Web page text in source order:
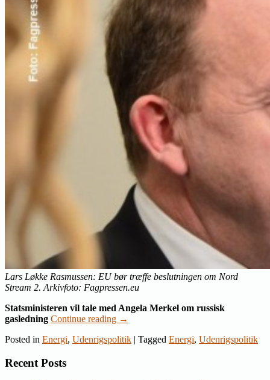
Lars Løkke Rasmussen: EU bør træffe beslutningen om Nord
Stream 2. Arkivfoto: Fagpressen.eu
Statsministeren vil tale med Angela Merkel om russisk
gasledning Continue reading →
Posted in Energi, Udenrigspolitik | Tagged Energi, Udenrigspolitik
Recent Posts